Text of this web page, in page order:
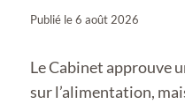
Publié le6 août 2026
Le Cabinet approuve
sur l’alimentation,